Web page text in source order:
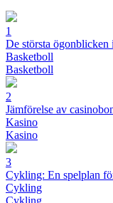
1
De största
Basketboll
Basketboll
2
Jämförelse av
Kasino
Kasino
3
Cykling: En spelplan
Cykling